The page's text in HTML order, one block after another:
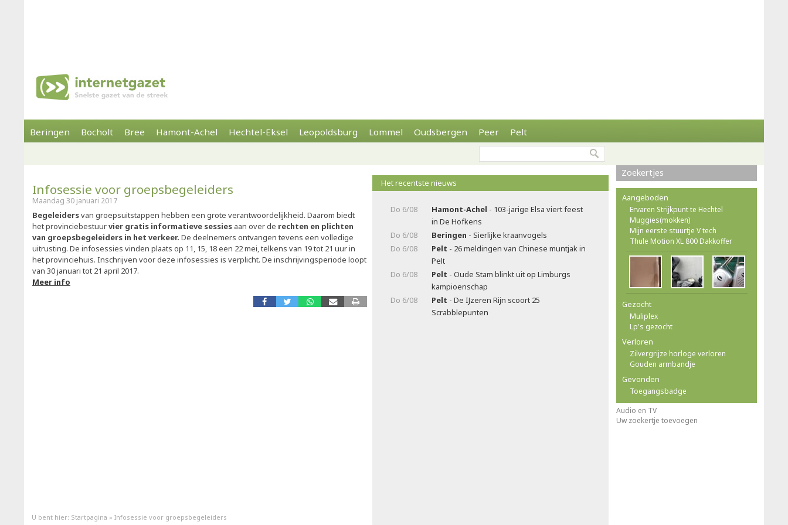
Beringen Bocholt Bree Hamont-Achel Hechtel-Eksel Leopoldsburg Lommel Oudsbergen Peer Pelt
Infosessie voor groepsbegeleiders
Maandag 30 januari 2017
Begeleidersvan groepsuitstappen hebben een grote verantwoordelijkheid. Daarom biedt
het provinciebestuurvier gratis informatieve sessies aan over de rechten en plichten
van groepsbegeleiders in het verkeer. De deelnemers ontvangen tevens een volledige
uitrusting. De infosessies vinden plaats op 11, 15, 18 een 22 mei, telkens van 19 tot 21 uur in
het provinciehuis. Inschrijven voor deze infosessies is verplicht. De inschrijvingsperiode loopt
van 30 januari tot 21 april 2017.
Meer info
Het recentste nieuws
Do 6/08 Hamont-Achel - 103-jarige Elsa viert feest
in De Hofkens
Do 6/08
Beringen - Sierlijke kraanvogels
Do 6/08
Pelt - 26 meldingen van Chinese muntjak in
Pelt
Do 6/08
Pelt - Oude Stam blinkt uit op Limburgs
kampioenschap
Do 6/08
Pelt - De IJzeren Rijn scoort 25
Scrabblepunten
Zoekertjes
Aangeboden
Ervaren Strijkpunt te Hechtel
Muggies(mokken)
Mijn eerste stuurtje V tech
Thule Motion XL 800 Dakkoffer
Gezocht
Muliplex
Lp's gezocht
Verloren
Zilvergrijze horloge verloren
Gouden armbandje
Gevonden
Toegangsbadge
Audio en TV
Uw zoekertje toevoegen
U bent hier: Startpagina » Infosessie voor groepsbegeleiders